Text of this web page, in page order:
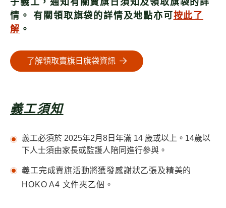
子義工，通知有關賣旗日須知及領取旗袋的詳
情。 有關領取旗袋的詳情及地點亦可 按此了
解 。
了解領取賣旗日旗袋資訊
義工須知
義工必須於 2025年2月8日年滿 14 歲或以上。14歲以
下人士須由家長或監護人陪同進行參與。
義工完成賣旗活動將獲發感謝狀乙張及精美的
HOKO A4 文件夾乙個。